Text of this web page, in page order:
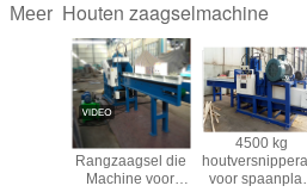
Meer Houten zaagselmachine
Rangzaagsel die
Machine voor
4500 kg
voor